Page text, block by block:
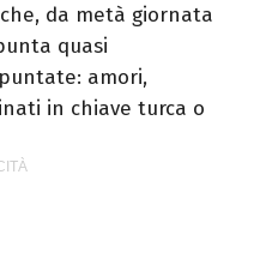
da metà giornata
quasi
amori,
in chiave turca o